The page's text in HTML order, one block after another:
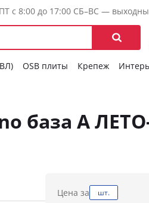
с 8:00 до 17:00 СБ–ВС —
OSB плиты Крепеж
база A
Цена за шт.